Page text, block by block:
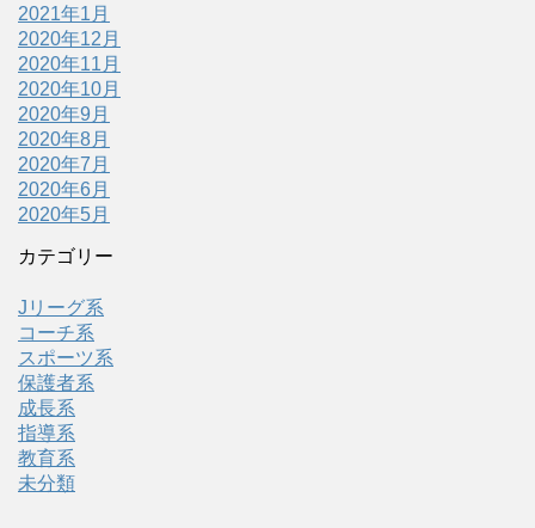
2021年1月
2020年12月
2020年11月
2020年10月
2020年9月
2020年8月
2020年7月
2020年6月
2020年5月
カテゴリー
Jリーグ系
コーチ系
スポーツ系
保護者系
成長系
指導系
教育系
未分類